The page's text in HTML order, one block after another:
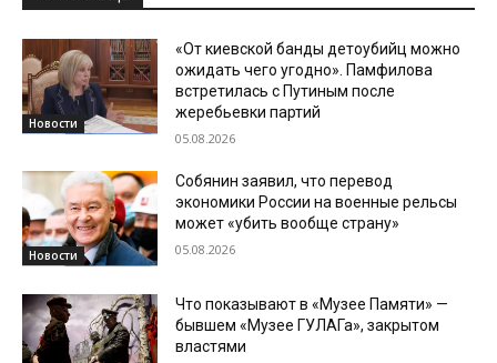
Новости
«От киевской банды детоубийц можно
ожидать чего угодно». Памфилова
встретилась с Путиным после
жеребьевки партий
05.08.2026
Новости
Собянин заявил, что перевод
экономики России на военные рельсы
может «убить вообще страну»
05.08.2026
Что показывают в «Музее Памяти» —
бывшем «Музее ГУЛАГа», закрытом
властями